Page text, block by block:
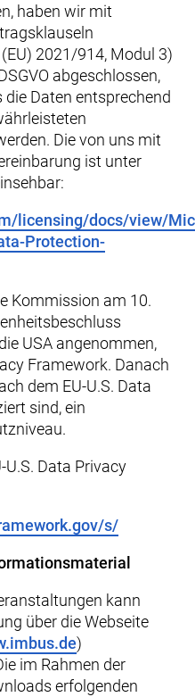
haben wir mit
2021/914, Modul 3)
abgeschlossen,
Daten entsprechend
Die von uns mit
ist unter
licensing/docs/view/
Protection-
Kommission am 10.
USA angenommen,
Framework. Danach
dem EU-U.S. Data
sind, ein
Data Privacy
s/
kann
über die Webseite
)
im Rahmen der
erfolgenden